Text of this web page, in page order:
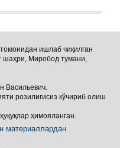
ишлаб чиқилган
шаҳри, Миробод тумани,
Васильевич.
розилигисиз кўчириб олиш
ҳимояланган.
материаллардан